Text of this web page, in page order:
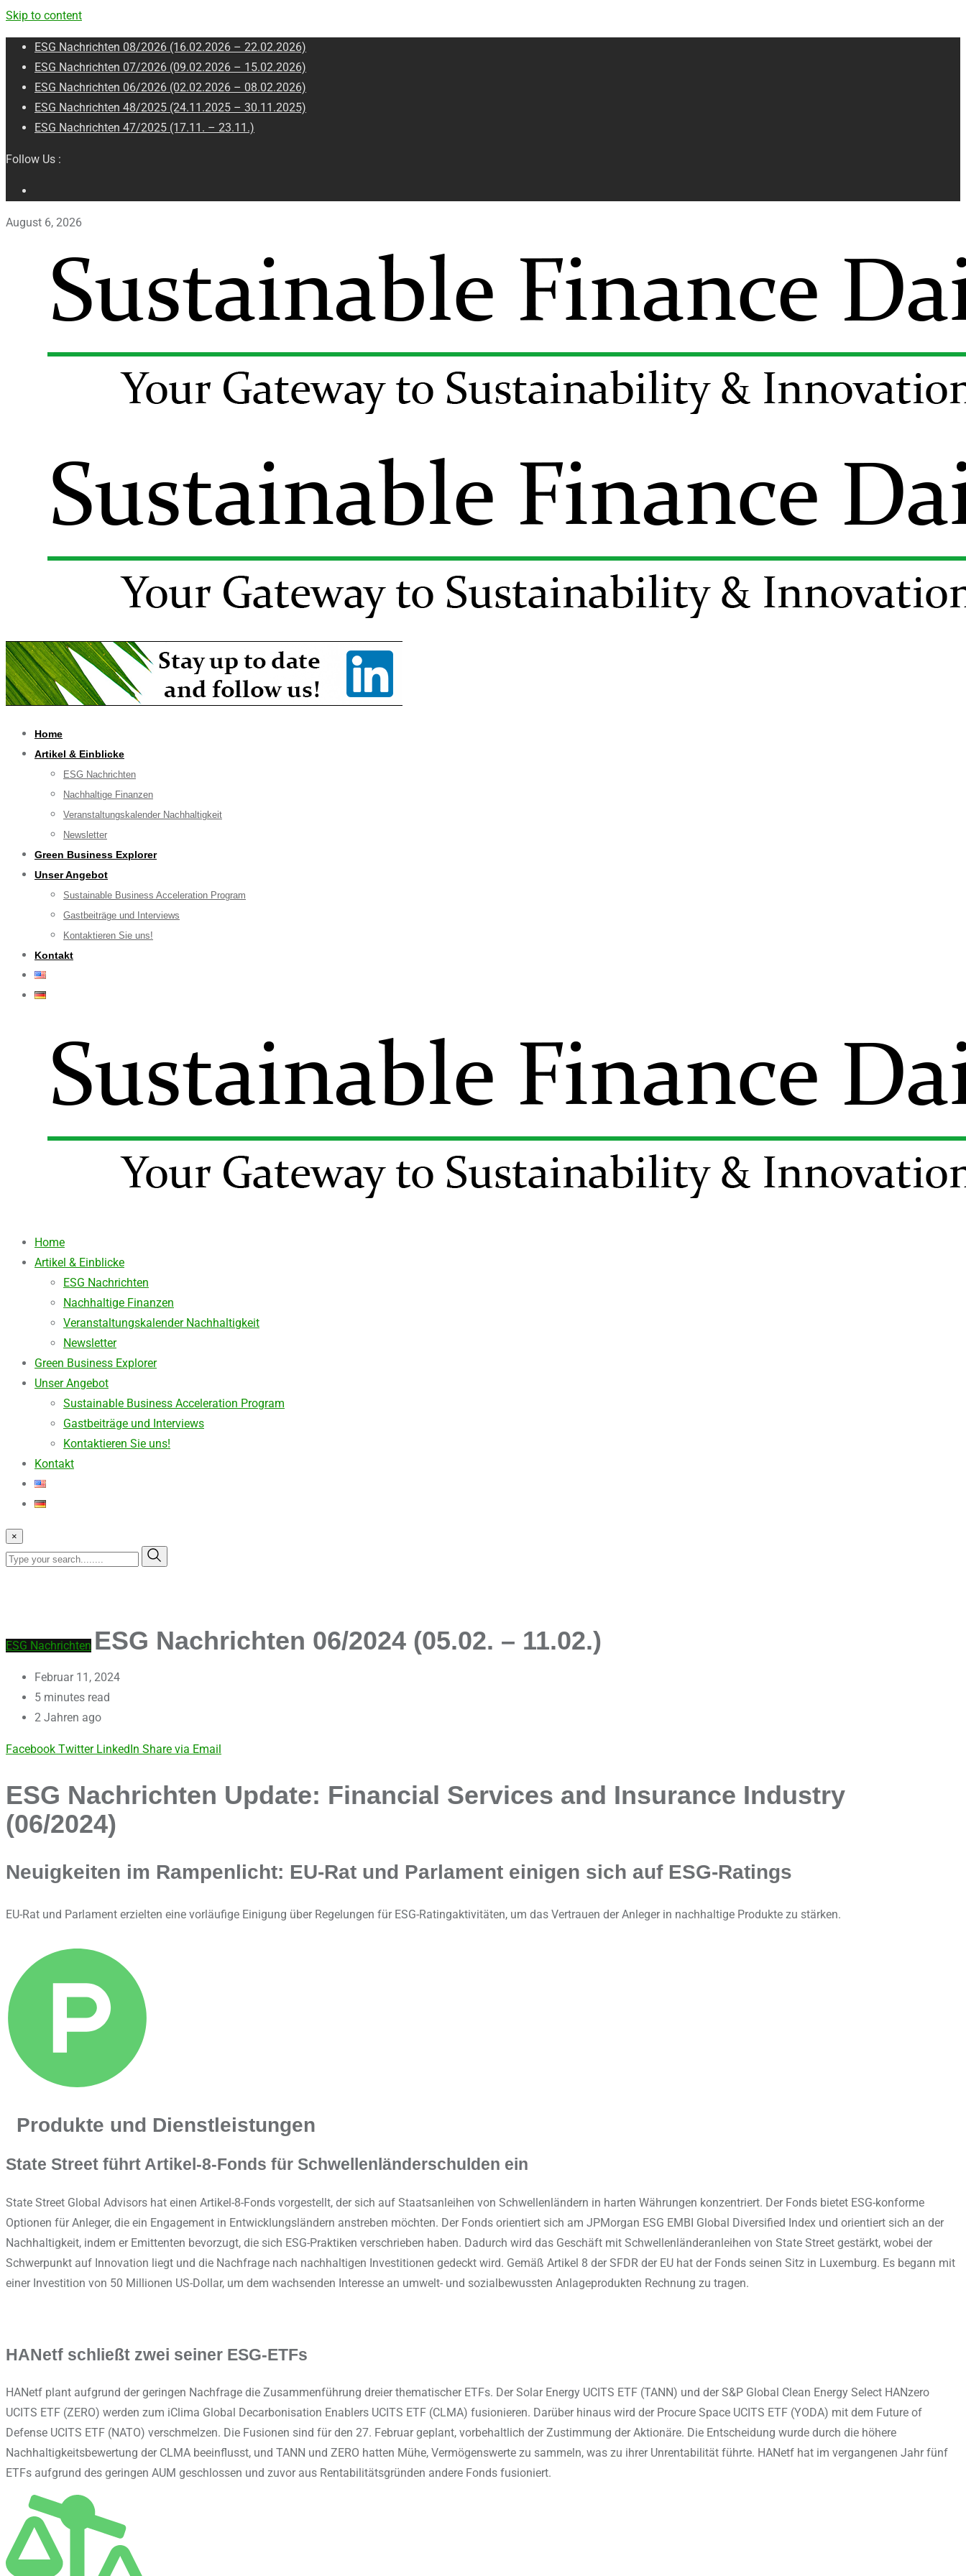
Skip to content
ESG Nachrichten 08/2026 (16.02.2026 – 22.02.2026)
ESG Nachrichten 07/2026 (09.02.2026 – 15.02.2026)
ESG Nachrichten 06/2026 (02.02.2026 – 08.02.2026)
ESG Nachrichten 48/2025 (24.11.2025 – 30.11.2025)
ESG Nachrichten 47/2025 (17.11. – 23.11.)
Follow Us :
August 6, 2026
Home
Artikel & Einblicke
ESG Nachrichten
Nachhaltige Finanzen
Veranstaltungskalender Nachhaltigkeit
Newsletter
Green Business Explorer
Unser Angebot
Sustainable Business Acceleration Program
Gastbeiträge und Interviews
Kontaktieren Sie uns!
Kontakt
Home
Artikel & Einblicke
ESG Nachrichten
Nachhaltige Finanzen
Veranstaltungskalender Nachhaltigkeit
Newsletter
Green Business Explorer
Unser Angebot
Sustainable Business Acceleration Program
Gastbeiträge und Interviews
Kontaktieren Sie uns!
Kontakt
×
ESG Nachrichten ESG Nachrichten 06/2024 (05.02. – 11.02.)
Februar 11, 2024
5 minutes read
2 Jahren ago
Facebook Twitter LinkedIn Share via Email
ESG Nachrichten Update: Financial Services and Insurance Industry
(06/2024)
Neuigkeiten im Rampenlicht: EU-Rat und Parlament einigen sich auf ESG-Ratings
EU-Rat und Parlament erzielten eine vorläufige Einigung über Regelungen für ESG-Ratingaktivitäten, um das Vertrauen der Anleger in nachhaltige Produkte zu stärken.
Produkte und Dienstleistungen
State Street führt Artikel-8-Fonds für Schwellenländerschulden ein
State Street Global Advisors hat einen Artikel-8-Fonds vorgestellt, der sich auf Staatsanleihen von Schwellenländern in harten Währungen konzentriert. Der Fonds bietet ESG-konforme
Optionen für Anleger, die ein Engagement in Entwicklungsländern anstreben möchten. Der Fonds orientiert sich am JPMorgan ESG EMBI Global Diversified Index und orientiert sich an der
Nachhaltigkeit, indem er Emittenten bevorzugt, die sich ESG-Praktiken verschrieben haben. Dadurch wird das Geschäft mit Schwellenländeranleihen von State Street gestärkt, wobei der
Schwerpunkt auf Innovation liegt und die Nachfrage nach nachhaltigen Investitionen gedeckt wird. Gemäß Artikel 8 der SFDR der EU hat der Fonds seinen Sitz in Luxemburg. Es begann mit
einer Investition von 50 Millionen US-Dollar, um dem wachsenden Interesse an umwelt- und sozialbewussten Anlageprodukten Rechnung zu tragen.
HANetf schließt zwei seiner ESG-ETFs
HANetf plant aufgrund der geringen Nachfrage die Zusammenführung dreier thematischer ETFs. Der Solar Energy UCITS ETF (TANN) und der S&P Global Clean Energy Select HANzero
UCITS ETF (ZERO) werden zum iClima Global Decarbonisation Enablers UCITS ETF (CLMA) fusionieren. Darüber hinaus wird der Procure Space UCITS ETF (YODA) mit dem Future of
Defense UCITS ETF (NATO) verschmelzen. Die Fusionen sind für den 27. Februar geplant, vorbehaltlich der Zustimmung der Aktionäre. Die Entscheidung wurde durch die höhere
Nachhaltigkeitsbewertung der CLMA beeinflusst, und TANN und ZERO hatten Mühe, Vermögenswerte zu sammeln, was zu ihrer Unrentabilität führte. HANetf hat im vergangenen Jahr fünf
ETFs aufgrund des geringen AUM geschlossen und zuvor aus Rentabilitätsgründen andere Fonds fusioniert.